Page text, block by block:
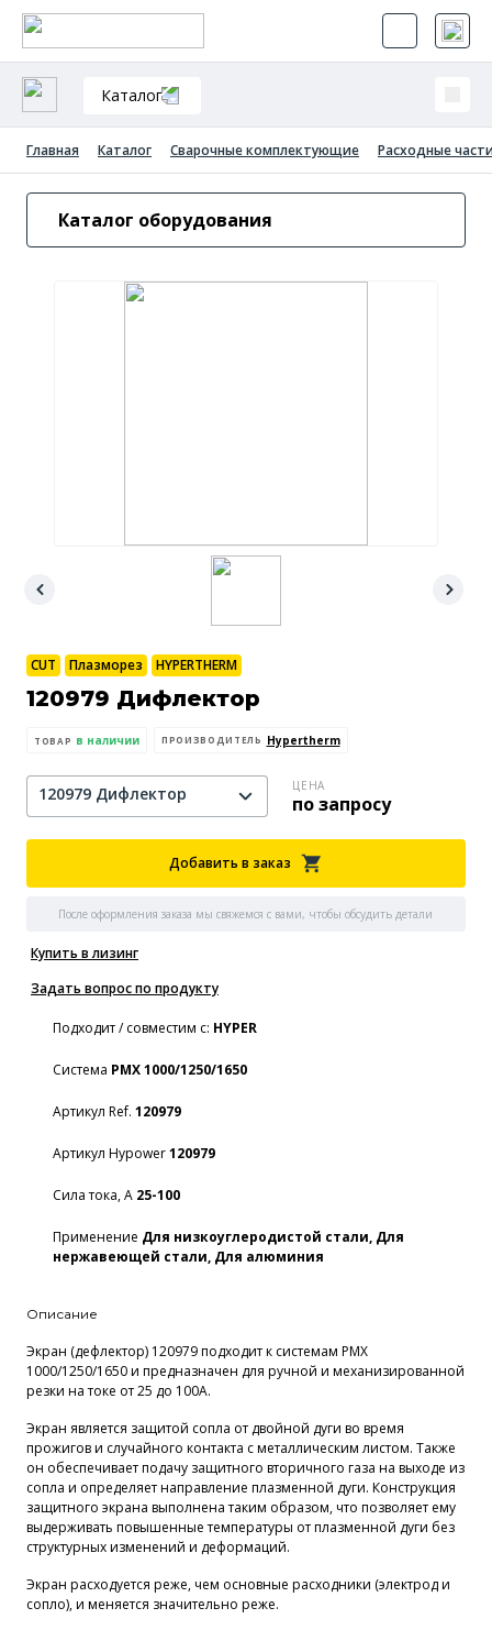
Каталог
Главная Каталог Сварочные комплектующие Расходные
Каталог оборудования
CUT Плазморез HYPERTHERM
120979 Дифлектор
ТОВАР в наличии ПРОИЗВОДИТЕЛЬ Hypertherm
120979 Дифлектор ЦЕНА
по запросу
Добавить в заказ
После оформления заказа мы свяжемся с вами, чтобы обсудить детали
Купить в лизинг
Задать вопрос по продукту
Подходит / совместим с: HYPER
Система PMX 1000/1250/1650
Артикул Ref. 120979
Артикул Hypower120979
Сила тока, А 25-100
Применение Для низкоуглеродистой стали, Для
нержавеющей стали, Для алюминия
Описание
Экран (дефлектор) 120979 подходит к системам PMX
1000/1250/1650 и предназначен для ручной и механизированной
резки на токе от 25 до 100А.
Экран является защитой сопла от двойной дуги во время
прожигов и случайного контакта с металлическим листом. Также
он обеспечивает подачу защитного вторичного газа на выходе из
сопла и определяет направление плазменной дуги. Конструкция
защитного экрана выполнена таким образом, что позволяет ему
выдерживать повышенные температуры от плазменной дуги без
структурных изменений и деформаций.
Экран расходуется реже, чем основные расходники (электрод и
сопло), и меняется значительно реже.